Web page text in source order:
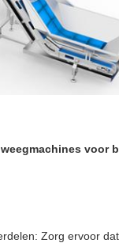
voor
Zorg ervoor